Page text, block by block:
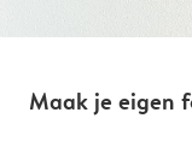
Maak je eigen